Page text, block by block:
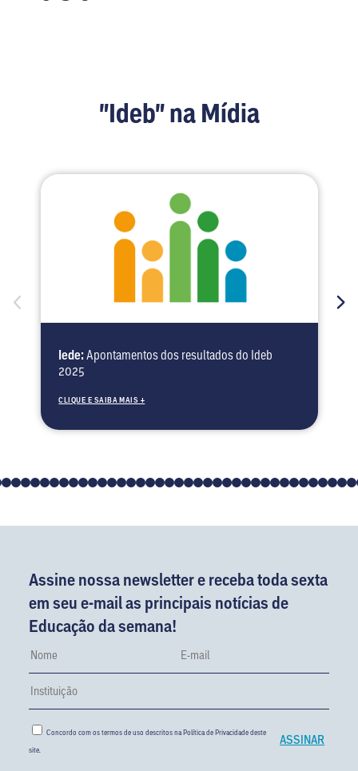
"Ideb" na Mídia
Iede:Apontamentos dos resultados do Ideb
2025
CLIQUE E SAIBA MAIS +
Assine nossa newsletter e receba toda sexta
em seu e-mail as principais notícias de
Educação da semana!
Concordo com os termos de uso descritos naPolítica de Privacidadedeste
site.